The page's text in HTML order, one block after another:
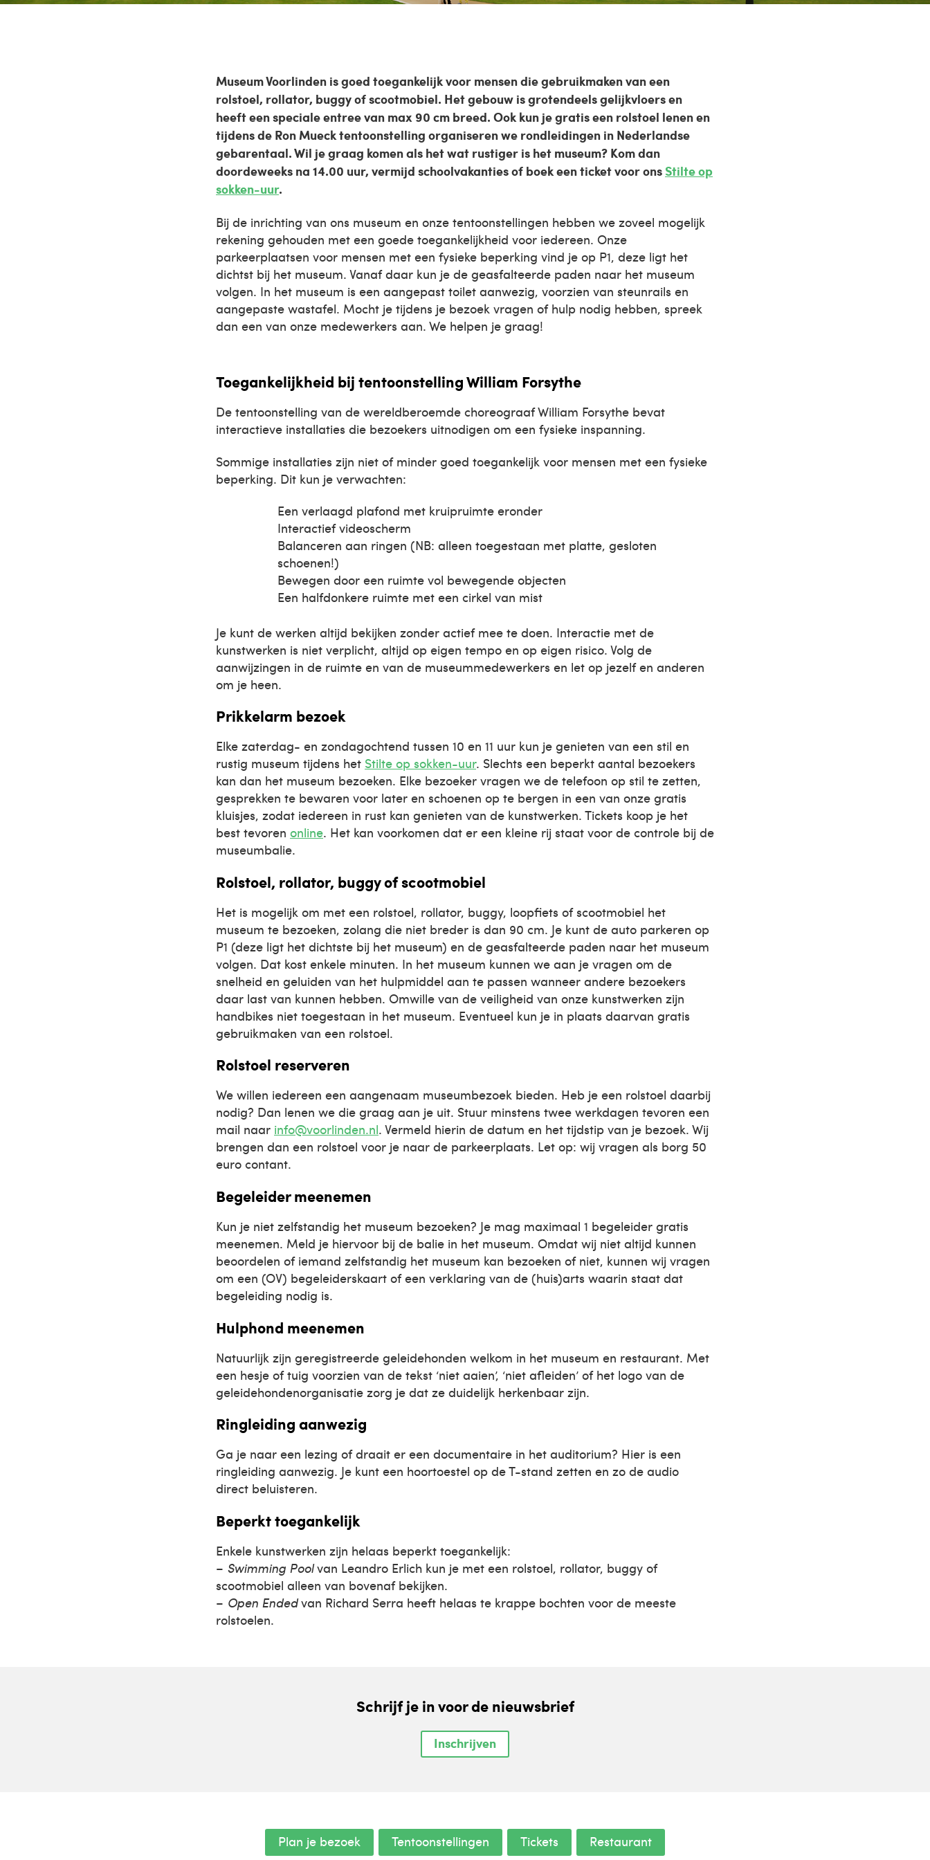
Museum Voorlinden is goed toegankelijk voor mensen die gebruikmaken van een
rolstoel, rollator, buggy of scootmobiel. Het gebouw is grotendeels gelijkvloers en
heeft een speciale entree van max 90 cm breed. Ook kun je gratis een rolstoel lenen en
tijdens de Ron Mueck tentoonstelling organiseren we rondleidingen in Nederlandse
gebarentaal. Wil je graag komen als het wat rustiger is het museum? Kom dan
doordeweeks na 14.00 uur, vermijd schoolvakanties of boek een ticket voor onsStilte op
sokken-uur.
Bij de inrichting van ons museum en onze tentoonstellingen hebben we zoveel mogelijk
rekening gehouden met een goede toegankelijkheid voor iedereen. Onze
parkeerplaatsen voor mensen met een fysieke beperking vind je op P1, deze ligt het
dichtst bij het museum. Vanaf daar kun je de geasfalteerde paden naar het museum
volgen. In het museum is een aangepast toilet aanwezig, voorzien van steunrails en
aangepaste wastafel. Mocht je tijdens je bezoek vragen of hulp nodig hebben, spreek
dan een van onze medewerkers aan. We helpen je graag!
Toegankelijkheid bij tentoonstelling William Forsythe
De tentoonstelling van de wereldberoemde choreograaf William Forsythe bevat
interactieve installaties die bezoekers uitnodigen om een fysieke inspanning.
Sommige installaties zijn niet of minder goed toegankelijk voor mensen met een fysieke
beperking. Dit kun je verwachten:
Een verlaagd plafond met kruipruimte eronder
Interactief videoscherm
Balanceren aan ringen (NB: alleen toegestaan met platte, gesloten
schoenen!)
Bewegen door een ruimte vol bewegende objecten
Een halfdonkere ruimte met een cirkel van mist
Je kunt de werken altijd bekijken zonder actief mee te doen. Interactie met de
kunstwerken is niet verplicht, altijd op eigen tempo en op eigen risico. Volg de
aanwijzingen in de ruimte en van de museummedewerkers en let op jezelf en anderen
om je heen.
Prikkelarm bezoek
Elke zaterdag- en zondagochtend tussen 10 en 11 uur kun je genieten van een stil en
rustig museum tijdens het Stilte op sokken-uur. Slechts een beperkt aantal bezoekers
kan dan het museum bezoeken. Elke bezoeker vragen we de telefoon op stil te zetten,
gesprekken te bewaren voor later en schoenen op te bergen in een van onze gratis
kluisjes, zodat iedereen in rust kan genieten van de kunstwerken. Tickets koop je het
best tevoren online. Het kan voorkomen dat er een kleine rij staat voor de controle bij de
museumbalie.
Rolstoel, rollator, buggy of scootmobiel
Het is mogelijk om met een rolstoel, rollator, buggy, loopfiets of scootmobiel het
museum te bezoeken, zolang die niet breder is dan 90 cm. Je kunt de auto parkeren op
P1 (deze ligt het dichtste bij het museum) en de geasfalteerde paden naar het museum
volgen. Dat kost enkele minuten. In het museum kunnen we aan je vragen om de
snelheid en geluiden van het hulpmiddel aan te passen wanneer andere bezoekers
daar last van kunnen hebben. Omwille van de veiligheid van onze kunstwerken zijn
handbikes niet toegestaan in het museum. Eventueel kun je in plaats daarvan gratis
gebruikmaken van een rolstoel.
Rolstoel reserveren
We willen iedereen een aangenaam museumbezoek bieden. Heb je een rolstoel daarbij
nodig? Dan lenen we die graag aan je uit. Stuur minstens twee werkdagen tevoren een
mail naar info@voorlinden.nl. Vermeld hierin de datum en het tijdstip van je bezoek. Wij
brengen dan een rolstoel voor je naar de parkeerplaats. Let op: wij vragen als borg 50
euro contant.
Begeleider meenemen
Kun je niet zelfstandig het museum bezoeken? Je mag maximaal 1 begeleider gratis
meenemen. Meld je hiervoor bij de balie in het museum. Omdat wij niet altijd kunnen
beoordelen of iemand zelfstandig het museum kan bezoeken of niet, kunnen wij vragen
om een (OV) begeleiderskaart of een verklaring van de (huis)arts waarin staat dat
begeleiding nodig is.
Hulphond meenemen
Natuurlijk zijn geregistreerde geleidehonden welkom in het museum en restaurant. Met
een hesje of tuig voorzien van de tekst ‘niet aaien’, ‘niet afleiden’ of het logo van de
geleidehondenorganisatie zorg je dat ze duidelijk herkenbaar zijn.
Ringleiding aanwezig
Ga je naar een lezing of draait er een documentaire in het auditorium? Hier is een
ringleiding aanwezig. Je kunt een hoortoestel op de T-stand zetten en zo de audio
direct beluisteren.
Beperkt toegankelijk
Enkele kunstwerken zijn helaas beperkt toegankelijk:
– Swimming Poolvan Leandro Erlich kun je met een rolstoel, rollator, buggy of
scootmobiel alleen van bovenaf bekijken.
– Open Endedvan Richard Serra heeft helaas te krappe bochten voor de meeste
rolstoelen.
Schrijf je in voor de nieuwsbrief
Inschrijven
Plan je bezoek Tentoonstellingen Tickets Restaurant